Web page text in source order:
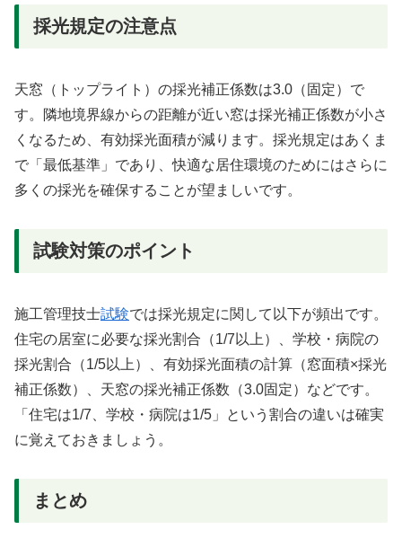
採光規定の注意点
天窓（トップライト）の採光補正係数は3.0（固定）で
す。隣地境界線からの距離が近い窓は採光補正係数が小さ
くなるため、有効採光面積が減ります。採光規定はあくま
で「最低基準」であり、快適な居住環境のためにはさらに
多くの採光を確保することが望ましいです。
試験対策のポイント
施工管理技士試験では採光規定に関して以下が頻出です。
住宅の居室に必要な採光割合（1/7以上）、学校・病院の
採光割合（1/5以上）、有効採光面積の計算（窓面積×採光
補正係数）、天窓の採光補正係数（3.0固定）などです。
「住宅は1/7、学校・病院は1/5」という割合の違いは確実
に覚えておきましょう。
まとめ